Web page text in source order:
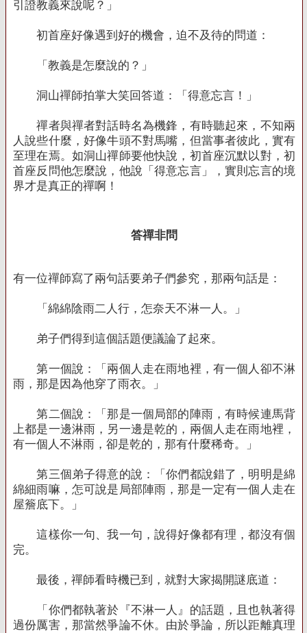
引證教義來說呢？」
初首座好像遇到好的機會，迫不及待的問道：
「教義是怎麼說的？」
洞山禪師拍掌大笑回答道：「得意忘言！」
禪者與禪者對話時名為機鋒，有時聽起來，不知兩
人說些什麼，好像牛頭不對馬嘴，但當事者彼此，實有
至理在焉。如洞山禪師要他快說，初首座沉默以對，初
首座反問他怎麼說，他說「得意忘言」，實則忘言的境
界才是真正的禪啊！
答禪非問
有一位禪師寫了兩句話要弟子們參究，那兩句話是：
「綿綿陰雨二人行，怎奈天不淋一人。」
弟子們得到這個話題便議論了起來。
第一個說：「兩個人走在雨地裡，有一個人卻不淋
雨，那是因為他穿了雨衣。」
第二個說：「那是一個局部的陣雨，有時候連馬背
上都是一邊淋雨，另一邊是乾的，兩個人走在雨地裡，
有一個人不淋雨，卻是乾的，那有什麼稀奇。」
第三個弟子得意的說：「你們都說錯了，明明是綿
綿細雨嘛，怎可說是局部陣雨，那是一定有一個人走在
屋簷底下。」
這樣你一句、我一句，說得好像都有理，都沒有個
完。
最後，禪師看時機已到，就對大家揭開謎底道：
「你們都執著於『不淋一人』的話題，且也執著得
過份厲害，那當然爭論不休。由於爭論，所以距離真理